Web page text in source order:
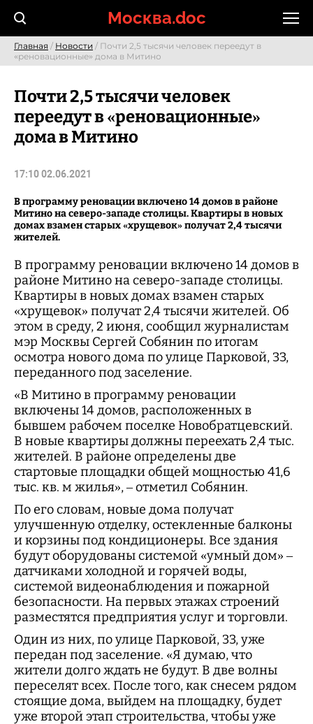
Москва.doc
Главная / Новости / Почти 2,5 тысячи человек переедут в
«реновационные» дома в Митино
Почти 2,5 тысячи человек
переедут в «реновационные»
дома в Митино
17:10 02.06.2021
В программу реновации включено 14 домов в районе
Митино на северо-западе столицы. Квартиры в новых
домах взамен старых «хрущевок» получат 2,4 тысячи
жителей.
В программу реновации включено 14 домов в
районе Митино на северо-западе столицы.
Квартиры в новых домах взамен старых
«хрущевок» получат 2,4 тысячи жителей. Об
этом в среду, 2 июня, сообщил журналистам
мэр Москвы Сергей Собянин по итогам
осмотра нового дома по улице Парковой, 33,
переданного под заселение.
«В Митино в программу реновации
включены 14 домов, расположенных в
бывшем рабочем поселке Новобратцевский.
В новые квартиры должны переехать 2,4 тыс.
жителей. В районе определены две
стартовые площадки общей мощностью 41,6
тыс. кв. м жилья», – отметил Собянин.
По его словам, новые дома получат
улучшенную отделку, остекленные балконы
и корзины под кондиционеры. Все здания
будут оборудованы системой «умный дом» –
датчиками холодной и горячей воды,
системой видеонаблюдения и пожарной
безопасности. На первых этажах строений
разместятся предприятия услуг и торговли.
Один из них, по улице Парковой, 33, уже
передан под заселение. «Я думаю, что
жители долго ждать не будут. В две волны
переселят всех. После того, как снесем рядом
стоящие дома, выйдем на площадку, будет
уже второй этап строительства, чтобы уже